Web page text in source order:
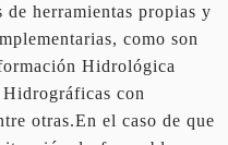
herramientas propias y
como son
Hidrológica
con
otras.En el caso de que